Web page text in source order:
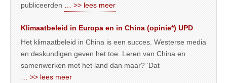
publiceerden
… >> lees meer
Klimaatbeleid in Europa en in China (opinie*) UPD
Het klimaatbeleid in China is een succes. Westerse media
en deskundigen geven het toe. Leren van China en
samenwerken met het land dan maar? ‘Dat
… >> lees meer